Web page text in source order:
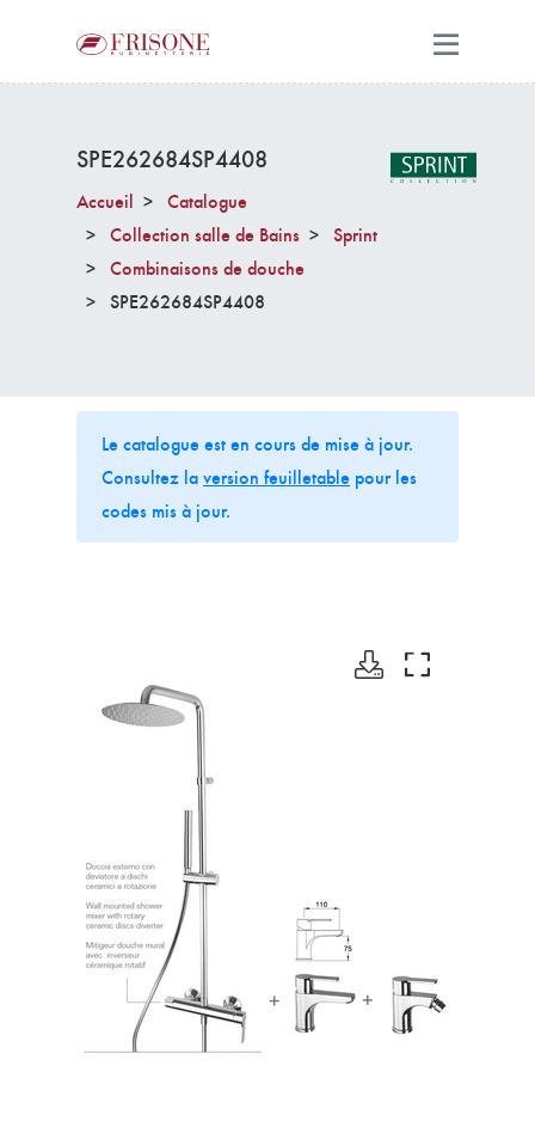
SPE262684SP4408
Accueil
Catalogue
Collection salle de Bains
Sprint
Combinaisons de douche
SPE262684SP4408
Le catalogue est en cours de mise à jour.
Consultez laversion feuilletable pour les
codes mis à jour.